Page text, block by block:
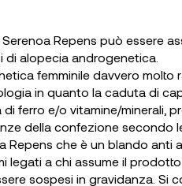
Repens può essere
alopecia androgenetica.
femminile davvero molto
in quanto la caduta di
ferro e/o vitamine/minerali,
della confezione secondo
Repens che è un blando anti
legati a chi assume il
sospesi in gravidanza. Si